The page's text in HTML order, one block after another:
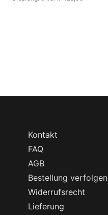
Kontakt
FAQ
AGB
Bestellung verfolgen
Widerrufsrecht
Lieferung